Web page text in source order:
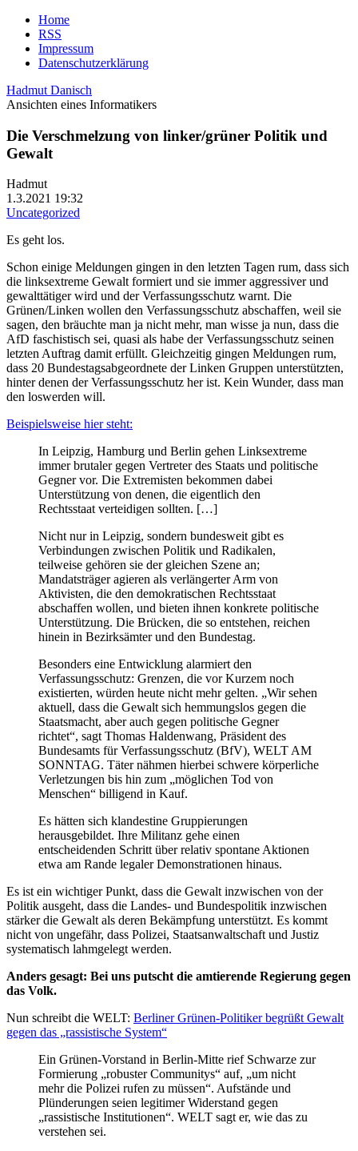
Home
RSS
Impressum
Datenschutzerklärung
Hadmut Danisch
Ansichten eines Informatikers
Die Verschmelzung von linker/grüner Politik und
Gewalt
Hadmut
1.3.2021 19:32
Uncategorized
Es geht los.
Schon einige Meldungen gingen in den letzten Tagen rum, dass sich
die linksextreme Gewalt formiert und sie immer aggressiver und
gewalttätiger wird und der Verfassungsschutz warnt. Die
Grünen/Linken wollen den Verfassungsschutz abschaffen, weil sie
sagen, den bräuchte man ja nicht mehr, man wisse ja nun, dass die
AfD faschistisch sei, quasi als habe der Verfassungsschutz seinen
letzten Auftrag damit erfüllt. Gleichzeitig gingen Meldungen rum,
dass 20 Bundestagsabgeordnete der Linken Gruppen unterstützten,
hinter denen der Verfassungsschutz her ist. Kein Wunder, dass man
den loswerden will.
Beispielsweise hier steht:
In Leipzig, Hamburg und Berlin gehen Linksextreme
immer brutaler gegen Vertreter des Staats und politische
Gegner vor. Die Extremisten bekommen dabei
Unterstützung von denen, die eigentlich den
Rechtsstaat verteidigen sollten. […]
Nicht nur in Leipzig, sondern bundesweit gibt es
Verbindungen zwischen Politik und Radikalen,
teilweise gehören sie der gleichen Szene an;
Mandatsträger agieren als verlängerter Arm von
Aktivisten, die den demokratischen Rechtsstaat
abschaffen wollen, und bieten ihnen konkrete politische
Unterstützung. Die Brücken, die so entstehen, reichen
hinein in Bezirksämter und den Bundestag.
Besonders eine Entwicklung alarmiert den
Verfassungsschutz: Grenzen, die vor Kurzem noch
existierten, würden heute nicht mehr gelten. „Wir sehen
aktuell, dass die Gewalt sich hemmungslos gegen die
Staatsmacht, aber auch gegen politische Gegner
richtet“, sagt Thomas Haldenwang, Präsident des
Bundesamts für Verfassungsschutz (BfV), WELT AM
SONNTAG. Täter nähmen hierbei schwere körperliche
Verletzungen bis hin zum „möglichen Tod von
Menschen“ billigend in Kauf.
Es hätten sich klandestine Gruppierungen
herausgebildet. Ihre Militanz gehe einen
entscheidenden Schritt über relativ spontane Aktionen
etwa am Rande legaler Demonstrationen hinaus.
Es ist ein wichtiger Punkt, dass die Gewalt inzwischen von der
Politik ausgeht, dass die Landes- und Bundespolitik inzwischen
stärker die Gewalt als deren Bekämpfung unterstützt. Es kommt
nicht von ungefähr, dass Polizei, Staatsanwaltschaft und Justiz
systematisch lahmgelegt werden.
Anders gesagt: Bei uns putscht die amtierende Regierung gegen
das Volk.
Nun schreibt die WELT: Berliner Grünen-Politiker begrüßt Gewalt
gegen das „rassistische System“
Ein Grünen-Vorstand in Berlin-Mitte rief Schwarze zur
Formierung „robuster Communitys“ auf, „um nicht
mehr die Polizei rufen zu müssen“. Aufstände und
Plünderungen seien legitimer Widerstand gegen
„rassistische Institutionen“. WELT sagt er, wie das zu
verstehen sei.